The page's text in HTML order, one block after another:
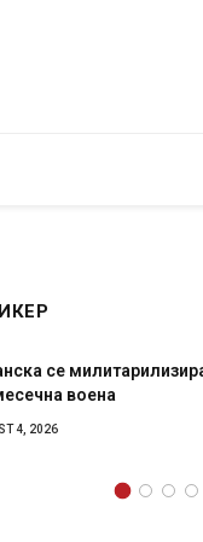
нова
Уште